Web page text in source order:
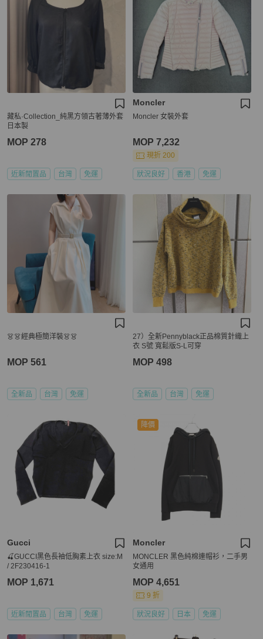
藏私·Collection_純黑方領古著薄外套
日本製
MOP 278
近新閒置品 台灣 免運
Moncler
Moncler 女裝外套
MOP 7,232
現折 200
狀況良好 香港 免運
👗👗經典極簡洋裝👗👗
MOP 561
全新品 台灣 免運
27）全新Pennyblack正品棉質針織上
衣 S號 寬鬆版S-L可穿
MOP 498
全新品 台灣 免運
Gucci
🍒GUCCI黑色長袖低胸素上衣 size:M
/ 2F230416-1
MOP 1,671
近新閒置品 台灣 免運
降價
Moncler
MONCLER 黑色純棉連帽衫，二手男
女通用
MOP 4,651
9 折
狀況良好 日本 免運